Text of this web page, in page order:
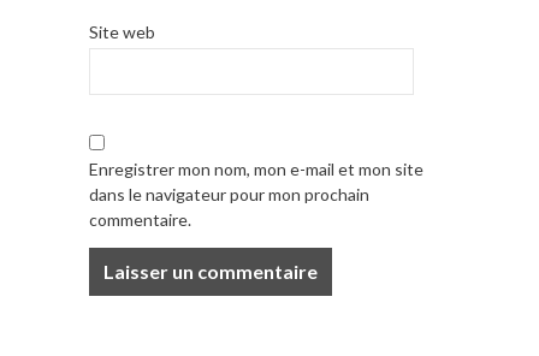
Site web
Enregistrer mon nom, mon e-mail et mon site
dans le navigateur pour mon prochain
commentaire.